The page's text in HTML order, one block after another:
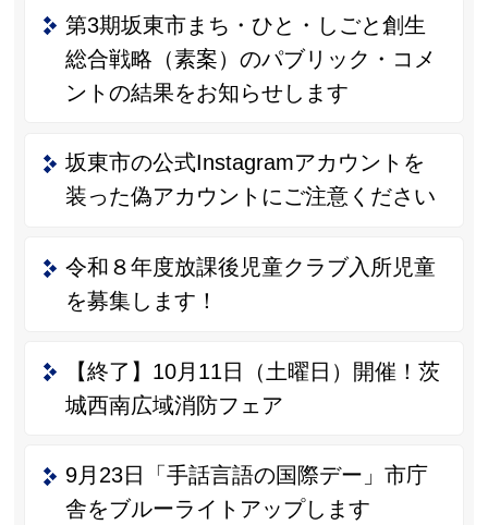
第3期坂東市まち・ひと・しごと創生
総合戦略（素案）のパブリック・コメ
ントの結果をお知らせします
坂東市の公式Instagramアカウントを
装った偽アカウントにご注意ください
令和８年度放課後児童クラブ入所児童
を募集します！
【終了】10月11日（土曜日）開催！茨
城西南広域消防フェア
9月23日「手話言語の国際デー」市庁
舎をブルーライトアップします